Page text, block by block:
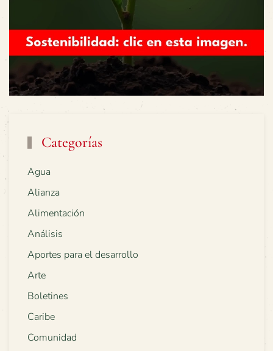
Categorías
Agua
Alianza
Alimentación
Análisis
Aportes para el desarrollo
Arte
Boletines
Caribe
Comunidad